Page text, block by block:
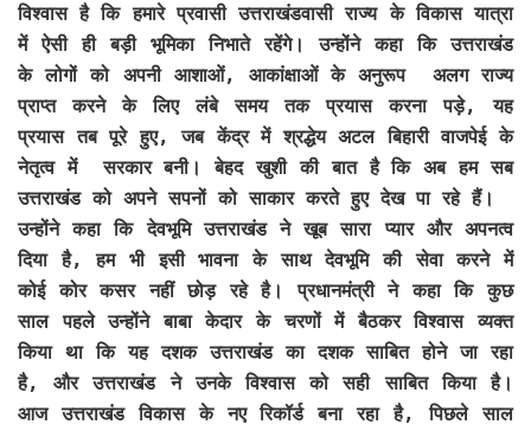
विश्वास है कि हमारे प्रवासी उत्तराखंडवासी राज्य के विकास यात्रा
में ऐसी ही बड़ी भूमिका निभाते रहेंगे। उन्होंने कहा कि उत्तराखंड
के लोगों को अपनी आशाओं, आकांक्षाओं के अनुरूप अलग राज्य
प्राप्त करने के लिए लंबे समय तक प्रयास करना पड़े, यह
प्रयास तब पूरे हुए, जब केंद्र में श्रद्धेय अटल बिहारी वाजपेई के
नेतृत्व में सरकार बनी। बेहद खुशी की बात है कि अब हम सब
उत्तराखंड को अपने सपनों को साकार करते हुए देख पा रहे हैं।
उन्होंने कहा कि देवभूमि उत्तराखंड ने खूब सारा प्यार और अपनत्व
दिया है, हम भी इसी भावना के साथ देवभूमि की सेवा करने में
कोई कोर कसर नहीं छोड़ रहे है। प्रधानमंत्री ने कहा कि कुछ
साल पहले उन्होंने बाबा केदार के चरणों में बैठकर विश्वास व्यक्त
किया था कि यह दशक उत्तराखंड का दशक साबित होने जा रहा
है, और उत्तराखंड ने उनके विश्वास को सही साबित किया है।
आज उत्तराखंड विकास के नए रिकॉर्ड बना रहा है, पिछले साल